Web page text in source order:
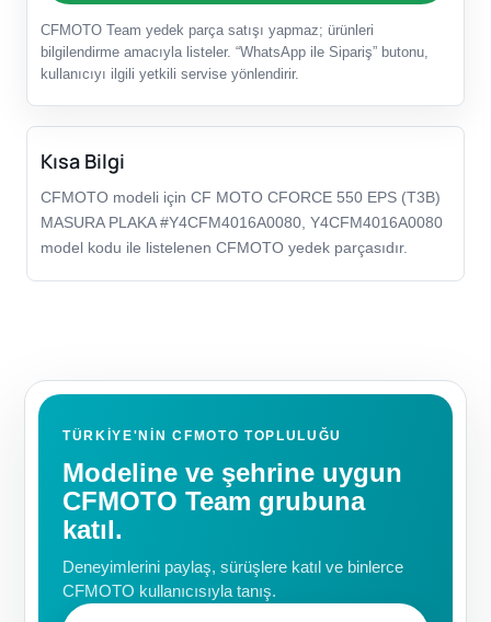
CFMOTO Team yedek parça satışı yapmaz; ürünleri
bilgilendirme amacıyla listeler. “WhatsApp ile Sipariş” butonu,
kullanıcıyı ilgili yetkili servise yönlendirir.
Kısa Bilgi
CFMOTO modeli için CF MOTO CFORCE 550 EPS (T3B)
MASURA PLAKA #Y4CFM4016A0080, Y4CFM4016A0080
model kodu ile listelenen CFMOTO yedek parçasıdır.
TÜRKIYE'NIN CFMOTO TOPLULUĞU
Modeline ve şehrine uygun
CFMOTO Team grubuna
katıl.
Deneyimlerini paylaş, sürüşlere katıl ve binlerce
CFMOTO kullanıcısıyla tanış.